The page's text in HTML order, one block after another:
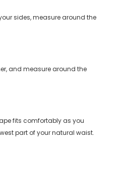
sides, measure around the
and measure around the
fits comfortably as you
part of your natural waist.